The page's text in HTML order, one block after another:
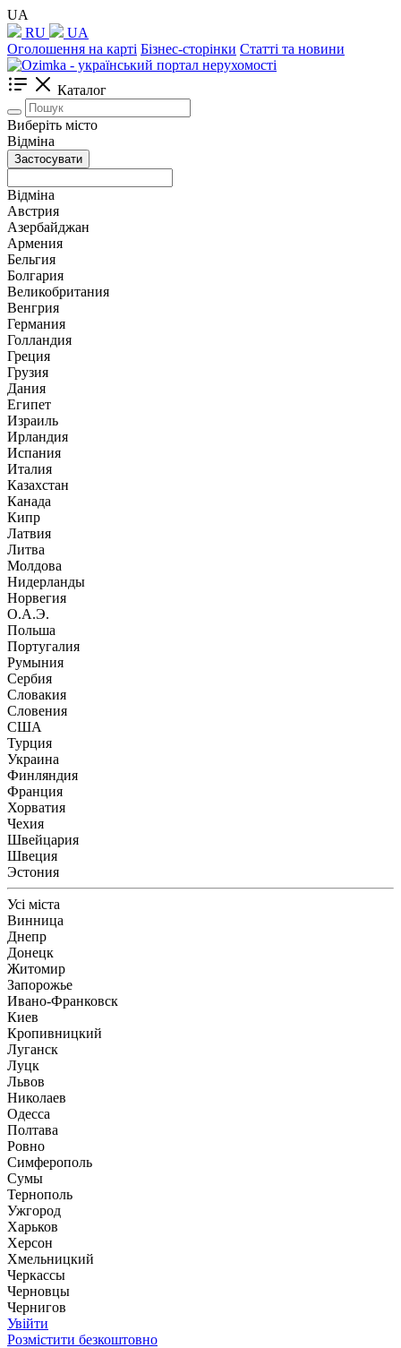
UA
RU
UA
Оголошення на карті Бізнес-сторінки Статті та новини
Каталог
Виберіть місто
Відміна
Застосувати
Відміна
Австрия
Азербайджан
Армения
Бельгия
Болгария
Великобритания
Венгрия
Германия
Голландия
Греция
Грузия
Дания
Египет
Израиль
Ирландия
Испания
Италия
Казахстан
Канада
Кипр
Латвия
Литва
Молдова
Нидерланды
Норвегия
О.А.Э.
Польша
Португалия
Румыния
Сербия
Словакия
Словения
США
Турция
Украина
Финляндия
Франция
Хорватия
Чехия
Швейцария
Швеция
Эстония
Усі міста
Винница
Днепр
Донецк
Житомир
Запорожье
Ивано-Франковск
Киев
Кропивницкий
Луганск
Луцк
Львов
Николаев
Одесса
Полтава
Ровно
Симферополь
Сумы
Тернополь
Ужгород
Харьков
Херсон
Хмельницкий
Черкассы
Чернoвцы
Чернигов
Увійти
Розмістити безкоштовно